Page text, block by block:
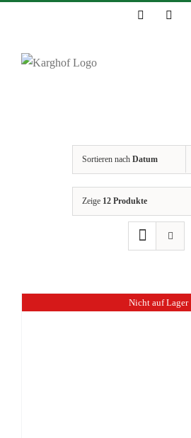
Instagram
Sortieren nach Datum
Zeige 12 Produkte
Nicht auf Lager